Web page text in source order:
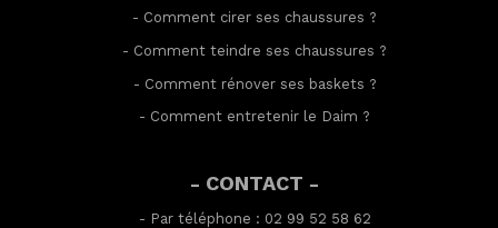
- Comment cirer ses chaussures ?
- Comment teindre ses chaussures ?
- Comment rénover ses baskets ?
- Comment entretenir le Daim ?
- CONTACT -
- Par téléphone : 02 99 52 58 62